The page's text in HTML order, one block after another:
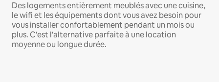
Des logements entièrement meublés avec une cuisine,
le wifi et les équipements dont vous avez besoin pour
vous installer confortablement pendant un mois ou
plus. C'est l'alternative parfaite à une location
moyenne ou longue durée.